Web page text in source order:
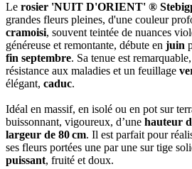
Le rosier 'NUIT D'ORIENT' ®
grandes fleurs pleines, d'une couleur
cramoisi, souvent teintée de nuances
généreuse et remontante, débute en juin
fin septembre. Sa tenue est
résistance aux maladies et un feuillage
élégant, caduc.
Idéal en massif, en isolé ou en pot sur
buissonnant, vigoureux, d’une hauteur
largeur de 80 cm. Il est parfait pour
ses fleurs portées une par une sur tige
puissant, fruité et doux.